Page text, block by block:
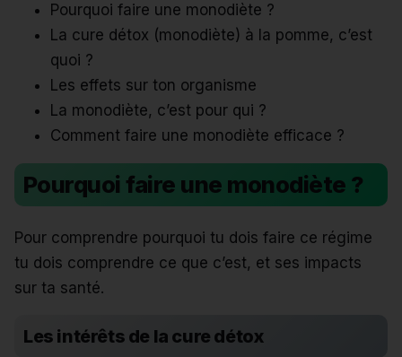
Pourquoi faire une monodiète ?
La cure détox (monodiète) à la pomme, c’est
quoi ?
Les effets sur ton organisme
La monodiète, c’est pour qui ?
Comment faire une monodiète efficace ?
Pourquoi faire une monodiète ?
Pour comprendre pourquoi tu dois faire ce régime
tu dois comprendre ce que c’est, et ses impacts
sur ta santé.
Les intérêts de la cure détox